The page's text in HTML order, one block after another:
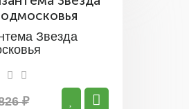
Звезда
₽